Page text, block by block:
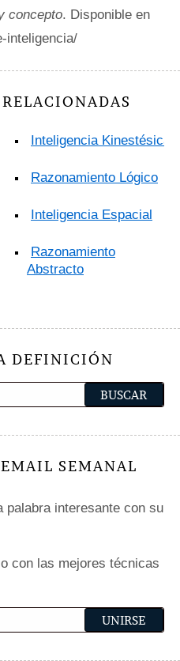
concepto. Disponible en
inteligencia/
Inteligencia Kinestésica
Razonamiento Lógico
Inteligencia Espacial
Razonamiento
Abstracto
DEFINICIÓN
SEMANAL
palabra interesante con su
con las mejores técnicas